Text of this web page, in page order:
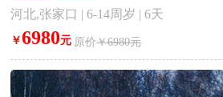
河北,张家口 | 6-14周岁 | 6天
￥6980元 原价￥6980元